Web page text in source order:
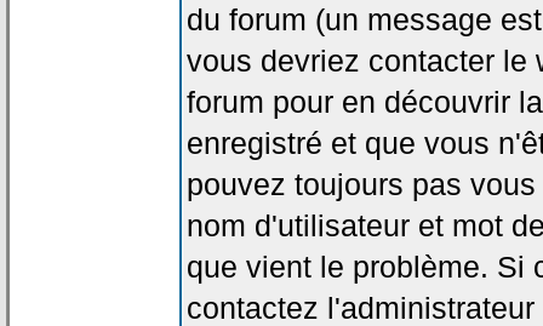
du forum (un message
vous devriez contacter le
forum pour en découvrir
enregistré et que vous
pouvez toujours pas
nom d'utilisateur et mot
que vient le problème. Si
contactez